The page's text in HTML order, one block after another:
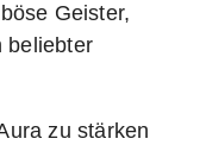
Geister,
beliebter
zu stärken